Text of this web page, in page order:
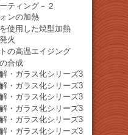
ティング－２
ンの加熱
使用した焼型加熱
火
の高温エイジング
合成
・ガラス化シリーズ32 硬石膏
・ガラス化シリーズ33 黒雲母
・ガラス化シリーズ34-重晶石
・ガラス化シリーズ35-方解石
・ガラス化シリーズ36-菫青石
・ガラス化シリーズ37-苦灰石